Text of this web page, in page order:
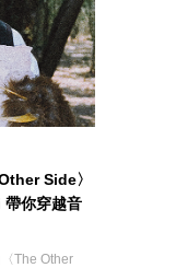
Side〉
你穿越音
The Other